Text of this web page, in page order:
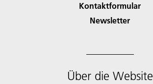
Kontaktformular
Newsletter
Über die Website